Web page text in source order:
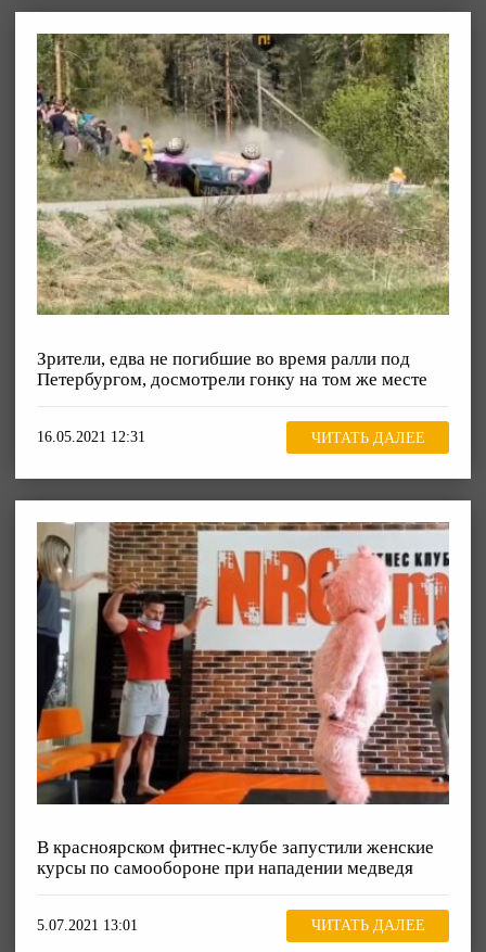
Зрители, едва не погибшие во время ралли под
Петербургом, досмотрели гонку на том же месте
16.05.2021 12:31 ЧИТАТЬ ДАЛЕЕ
В красноярском фитнес-клубе запустили женские
курсы по самообороне при нападении медведя
5.07.2021 13:01 ЧИТАТЬ ДАЛЕЕ